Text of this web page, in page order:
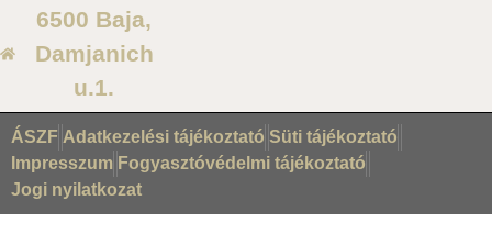
6500 Baja,
Damjanich
u.1.
ÁSZF Adatkezelési tájékoztató Süti tájékoztató
Impresszum Fogyasztóvédelmi tájékoztató
Jogi nyilatkozat